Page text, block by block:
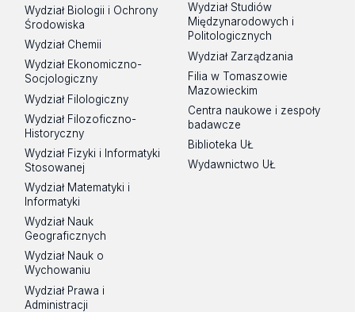
Wydział Biologii i Ochrony
Środowiska
Wydział Chemii
Wydział Ekonomiczno-
Socjologiczny
Wydział Filologiczny
Wydział Filozoficzno-
Historyczny
Wydział Fizyki i Informatyki
Stosowanej
Wydział Matematyki i
Informatyki
Wydział Nauk
Geograficznych
Wydział Nauk o
Wychowaniu
Wydział Prawa i
Administracji
Wydział Studiów
Międzynarodowych i
Politologicznych
Wydział Zarządzania
Filia w Tomaszowie
Mazowieckim
Centra naukowe i zespoły
badawcze
Biblioteka UŁ
Wydawnictwo UŁ